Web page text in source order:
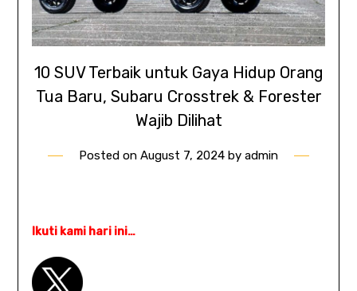
10 SUV Terbaik untuk Gaya Hidup Orang
Tua Baru, Subaru Crosstrek & Forester
Wajib Dilihat
Posted on August 7, 2024 by admin
Ikuti kami hari ini…